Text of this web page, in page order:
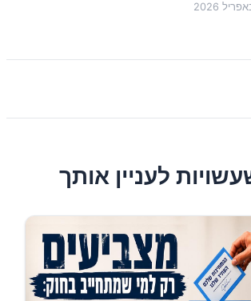
לעניין אותך